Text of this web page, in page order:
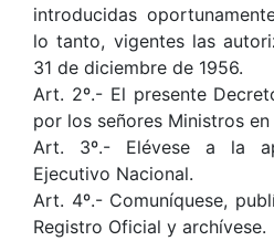
introducidas
lo tanto, vigentes las
31 de diciembre de 1956.
Art. 2º.- El presente
por los señores Ministros en
Art. 3º.- Elévese a la
Ejecutivo Nacional.
Art. 4º.- Comuníquese,
Registro Oficial y archívese.